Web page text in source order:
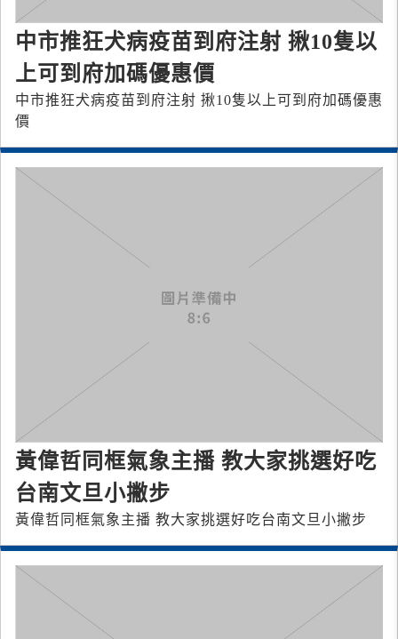
中市推狂犬病疫苗到府注射 揪10隻以
上可到府加碼優惠價
中市推狂犬病疫苗到府注射 揪10隻以上可到府加碼優惠
價
黃偉哲同框氣象主播 教大家挑選好吃
台南文旦小撇步
黃偉哲同框氣象主播 教大家挑選好吃台南文旦小撇步